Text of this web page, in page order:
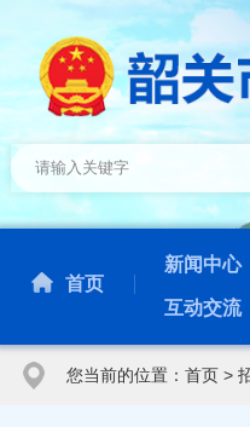
首页
新闻中心
互动交流
您当前的位置： 首页>